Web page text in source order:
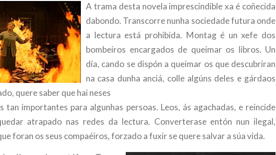
A trama desta novela imprescindible xa é coñecida
dabondo. Transcorre nunha sociedade futura onde
a lectura está prohibida. Montag é un xefe dos
bombeiros encargados de queimar os libros. Un
día, cando se dispón a queimar os que descubriran
na casa dunha anciá, colle algúns deles e gárdaos
quere saber que hai neses
tan importantes para algunhas persoas. Leos, ás agachadas, e reincide
atrapado nas redes da lectura. Converterase entón nun ilegal,
foran os seus compaéiros, forzado a fuxir se quere salvar a súa vida.